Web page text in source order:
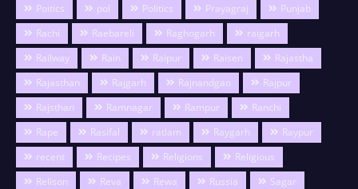
Poitics
pol Politics Prayagraj
Punjab
Rachi
Raebareli Raghogarh
raigarh
Railway
Rain Raipur Raisen
Rajastha
Rajasthan
Rajgarh Rajnandgao
Rajpur
Rajsthan
Ramnagar Rampur
Ranchi
Rape
Rasifal ratlam Raygarh
Raypur
recent
Recipes Religions
Religious
Relison
Reva Rewa Russia
Sagar